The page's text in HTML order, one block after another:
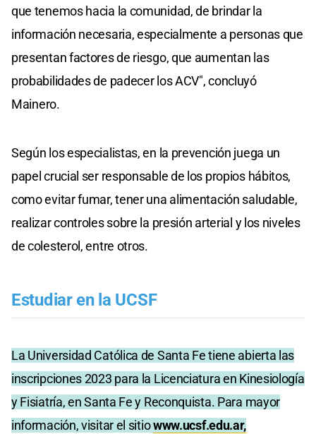
que tenemos hacia la comunidad, de brindar la
información necesaria, especialmente a personas que
presentan factores de riesgo, que aumentan las
probabilidades de padecer los ACV", concluyó
Mainero.
Según los especialistas, en la prevención juega un
papel crucial ser responsable de los propios hábitos,
como evitar fumar, tener una alimentación saludable,
realizar controles sobre la presión arterial y los niveles
de colesterol, entre otros.
Estudiar en la UCSF
La Universidad Católica de Santa Fe tiene abierta las
inscripciones 2023 para la Licenciatura en Kinesiología
y Fisiatría, en Santa Fe y Reconquista. Para mayor
información, visitar el sitiowww.ucsf.edu.ar,